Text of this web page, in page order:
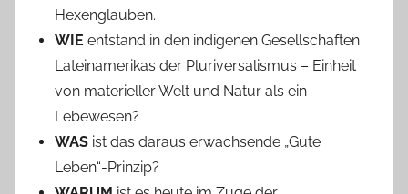
Hexenglauben.
WIE entstand in den indigenen Gesellschaften
Lateinamerikas der Pluriversalismus – Einheit
von materieller Welt und Natur als ein
Lebewesen?
WAS ist das daraus erwachsende „Gute
Leben“-Prinzip?